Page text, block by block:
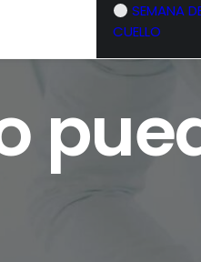
SEMANA
CUELLO